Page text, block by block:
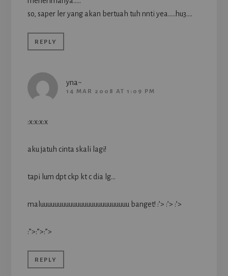
so, saper ler yang akan bertuah tuh nnti yea…..hu3….
REPLY
yna~
14 MAR 2008 AT 1:09 PM
:x:x:x:x
aku jatuh cinta skali lagi!
tapi lum dpt ckp kt c dia lg…
maluuuuuuuuuuuuuuuuuuuuuuuuu banget! :’> :’> :’>
:”>:”>:”>
REPLY